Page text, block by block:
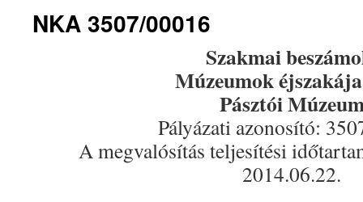
NKA 3507/00016
Szakmai
Múzeumok
Pásztói
Pályázati azonosító:
A megvalósítás teljesítési
2014.06.22.